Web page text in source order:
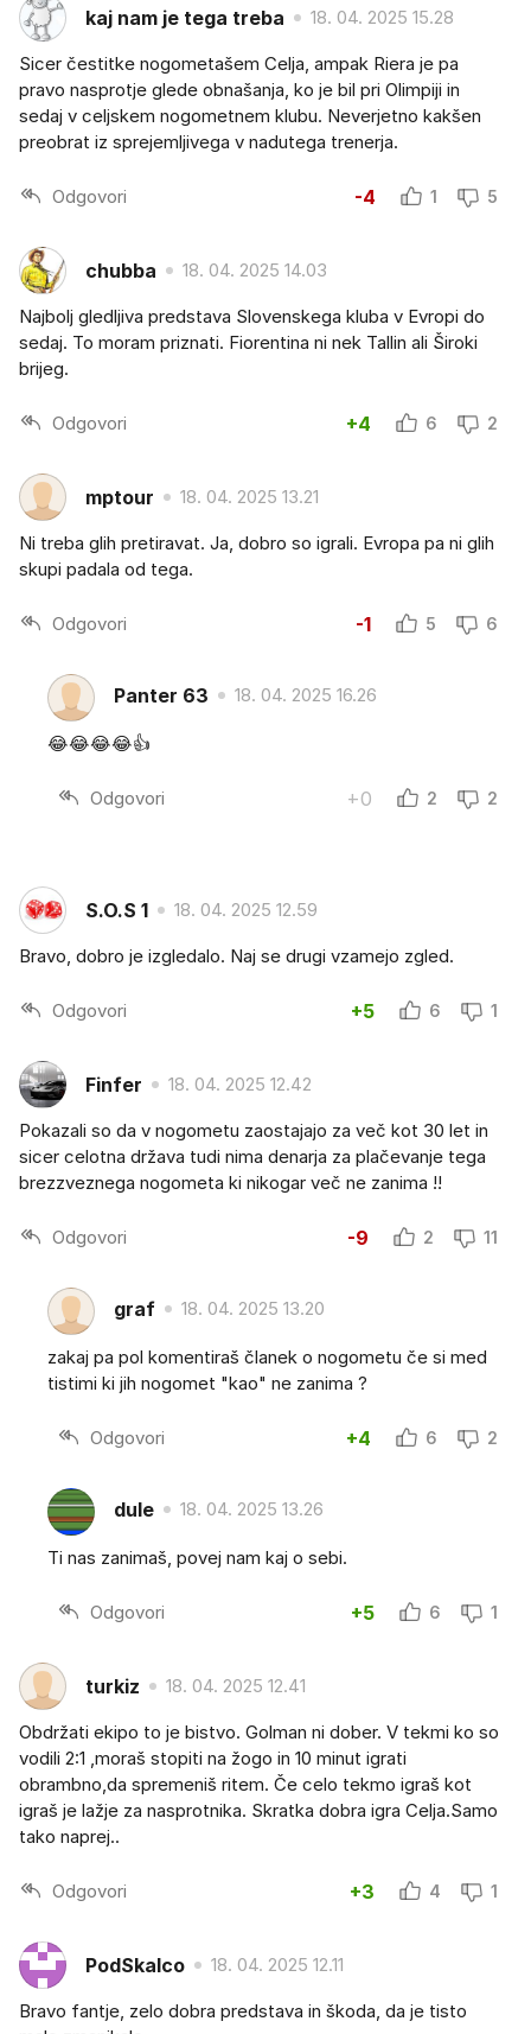
kaj nam je tega treba 18. 04. 2025 15.28
Sicer čestitke nogometašem Celja, ampak Riera je pa
pravo nasprotje glede obnašanja, ko je bil pri Olimpiji in
sedaj v celjskem nogometnem klubu. Neverjetno kakšen
preobrat iz sprejemljivega v nadutega trenerja.
Odgovori -4 1 5
chubba 18. 04. 2025 14.03
Najbolj gledljiva predstava Slovenskega kluba v Evropi do
sedaj. To moram priznati. Fiorentina ni nek Tallin ali Široki
brijeg.
Odgovori +4 6 2
mptour 18. 04. 2025 13.21
Ni treba glih pretiravat. Ja, dobro so igrali. Evropa pa ni glih
skupi padala od tega.
Odgovori -1 5 6
Panter 63 18. 04. 2025 16.26
😂😂😂😂👍
Odgovori +0 2 2
S.O.S 1 18. 04. 2025 12.59
Bravo, dobro je izgledalo. Naj se drugi vzamejo zgled.
Odgovori +5 6 1
Finfer 18. 04. 2025 12.42
Pokazali so da v nogometu zaostajajo za več kot 30 let in
sicer celotna država tudi nima denarja za plačevanje tega
brezzveznega nogometa ki nikogar več ne zanima !!
Odgovori -9 2 11
graf 18. 04. 2025 13.20
zakaj pa pol komentiraš članek o nogometu če si med
tistimi ki jih nogomet "kao" ne zanima ?
Odgovori +4 6 2
dule 18. 04. 2025 13.26
Ti nas zanimaš, povej nam kaj o sebi.
Odgovori +5 6 1
turkiz 18. 04. 2025 12.41
Obdržati ekipo to je bistvo. Golman ni dober. V tekmi ko so
vodili 2:1 ,moraš stopiti na žogo in 10 minut igrati
obrambno,da spremeniš ritem. Če celo tekmo igraš kot
igraš je lažje za nasprotnika. Skratka dobra igra Celja.Samo
tako naprej..
Odgovori +3 4 1
PodSkalco 18. 04. 2025 12.11
Bravo fantje, zelo dobra predstava in škoda, da je tisto